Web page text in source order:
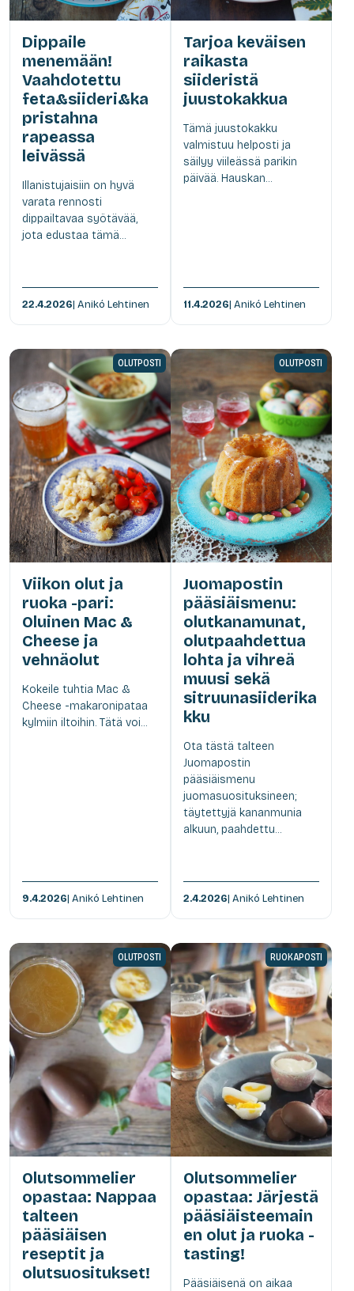
Dippaile
menemään!
Vaahdotettu
feta&siideri&ka
pristahna
rapeassa
leivässä
Illanistujaisiin on hyvä
varata rennosti
dippailtavaa syötävää,
jota edustaa tämä...
22.4.2026| Anikó Lehtinen
Tarjoa keväisen
raikasta
siideristä
juustokakkua
Tämä juustokakku
valmistuu helposti ja
säilyy viileässä parikin
päivää. Hauskan...
11.4.2026| Anikó Lehtinen
OLUTPOSTI
Viikon olut ja
ruoka -pari:
Oluinen Mac &
Cheese ja
vehnäolut
Kokeile tuhtia Mac &
Cheese -makaronipataa
kylmiin iltoihin. Tätä voi...
9.4.2026| Anikó Lehtinen
OLUTPOSTI
Juomapostin
pääsiäismenu:
olutkanamunat,
olutpaahdettua
lohta ja vihreä
muusi sekä
sitruunasiiderika
kku
Ota tästä talteen
Juomapostin
pääsiäismenu
juomasuosituksineen;
täytettyjä kananmunia
alkuun, paahdettu...
2.4.2026| Anikó Lehtinen
OLUTPOSTI
Olutsommelier
opastaa: Nappaa
talteen
pääsiäisen
reseptit ja
olutsuositukset!
RUOKAPOSTI
Olutsommelier
opastaa: Järjestä
pääsiäisteemain
en olut ja ruoka -
tasting!
Pääsiäisenä on aikaa